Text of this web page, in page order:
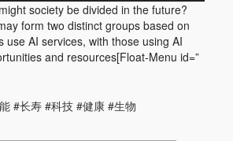
society be divided in the future?
form two distinct groups based on
use AI services, with those using AI
and resources[Float-Menu id=”
#长寿 #科技 #健康 #生物